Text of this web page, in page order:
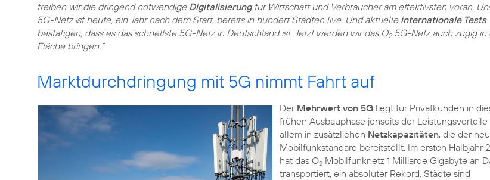
treiben wir die dringend notwendige Digitalisierungfür Wirtschaft und Verbraucher am effektivsten voran.
5G-Netz ist heute, ein Jahr nach dem Start, bereits in hundert Städten live. Und aktuelle internationale Tests
bestätigen, dass es das schnellste 5G-Netz in Deutschland ist. Jetzt werden wir das O25G-Netz auch zügig in
Fläche bringen.“
Marktdurchdringung mit 5G nimmt Fahrt auf
DerMehrwert von 5Gliegt für Privatkunden in
frühen Ausbauphase jenseits der Leistungsvorteile
allem in zusätzlichen Netzkapazitäten, die der
Mobilfunkstandard bereitstellt. Im ersten Halbjahr
hat das O2Mobilfunknetz 1 Milliarde Gigabyte an
transportiert, ein absoluter Rekord. Städte sind